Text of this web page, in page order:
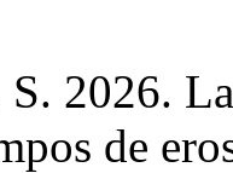
S. 2026.
de